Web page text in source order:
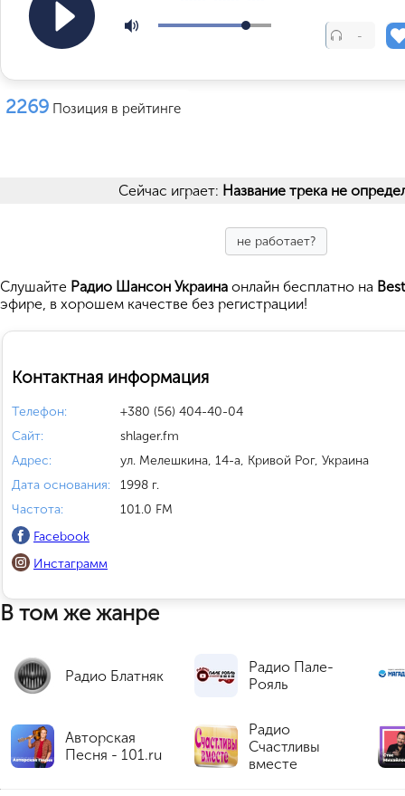
-
2269 Позиция в рейтинге
Сейчас играет: Название трека не
не работает?
Cлушайте Радио Шансон Украина онлайн бесплатно на
эфире, в хорошем качестве без регистрации!
Контактная информация
Телефон:
+380 (56) 404-40-04
Сайт:
shlager.fm
Адрес:
ул. Мелешкина, 14-а, Кривой Рог, Украина
Дата основания:
1998 г.
Частота:
101.0 FM
Facebook
Инстаграмм
В том же жанре
Радио Блатняк
Радио Пале-
Рояль
Авторская
Песня - 101.ru
Радио
Счастливы
вместе